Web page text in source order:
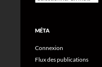
MÉTA
Connexion
Flux des publications